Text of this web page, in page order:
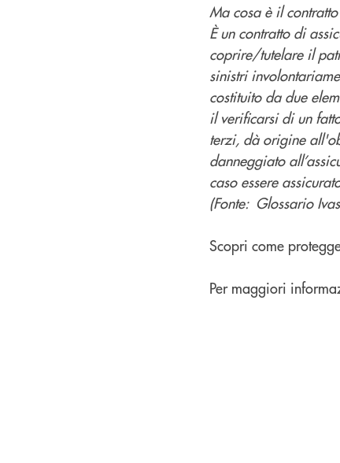
Ma cosa è il
È un contratto di
coprire/tutelare il
sinistri
costituito da due
il verificarsi di un
terzi, dà origine
danneggiato
caso essere
(Fonte: Glossario
Scopri come
Per maggiori